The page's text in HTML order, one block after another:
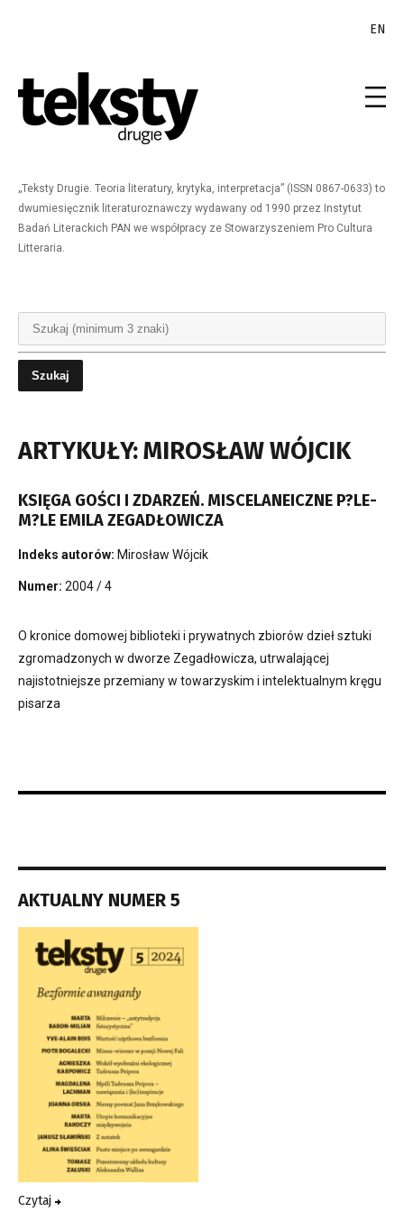
EN
„Teksty Drugie. Teoria literatury, krytyka, interpretacja” (ISSN 0867-0633) to
dwumiesięcznik literaturoznawczy wydawany od 1990 przez Instytut
Badań Literackich PAN we współpracy ze Stowarzyszeniem Pro Cultura
Litteraria.
ARTYKUŁY: MIROSŁAW WÓJCIK
KSIĘGA GOŚCI I ZDARZEŃ. MISCELANEICZNE P?LE-
M?LE EMILA ZEGADŁOWICZA
Indeks autorów: Mirosław Wójcik
Numer: 2004 / 4
O kronice domowej biblioteki i prywatnych zbiorów dzieł sztuki
zgromadzonych w dworze Zegadłowicza, utrwalającej
najistotniejsze przemiany w towarzyskim i intelektualnym kręgu
pisarza
AKTUALNY NUMER 5
Czytaj